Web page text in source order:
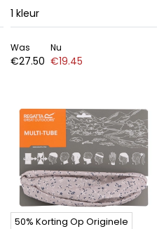
1 kleur
Was
€27.50
Nu
€19.45
50% Korting Op Originele